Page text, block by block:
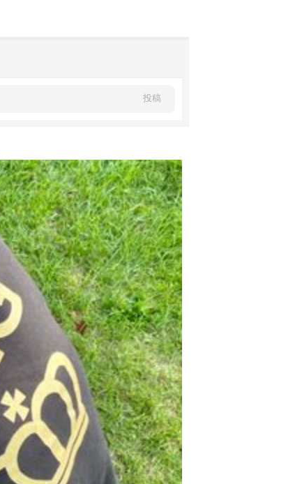
投稿